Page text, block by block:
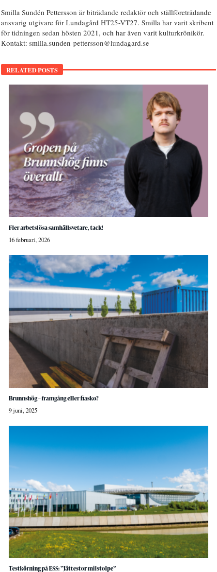
Smilla Sundén Pettersson är biträdande redaktör och ställföreträdande
ansvarig utgivare för Lundagård HT25-VT27. Smilla har varit skribent
för tidningen sedan hösten 2021, och har även varit kulturkrönikör.
Kontakt: smilla.sunden-pettersson@lundagard.se
RELATED POSTS
Fler arbetslösa samhällsvetare, tack!
16 februari, 2026
Brunnshög – framgång eller fiasko?
9 juni, 2025
Testkörning på ESS: ”Jättestor milstolpe”